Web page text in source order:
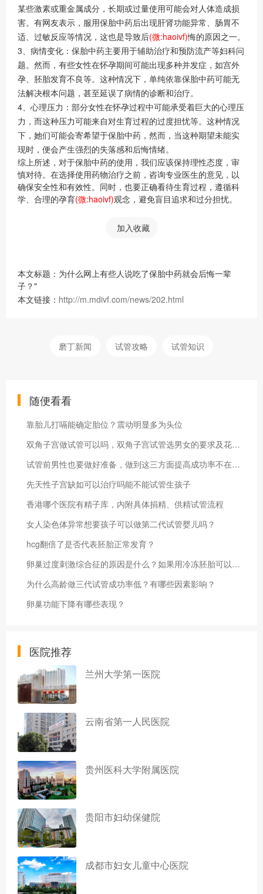
某些激素或重金属成分，长期或过量使用可能会对人体造成损
害。有网友表示，服用保胎中药后出现肝肾功能异常、肠胃不
适、过敏反应等情况，这也是导致后(微:haoivf)悔的原因之一。
3、病情变化：保胎中药主要用于辅助治疗和预防流产等妇科问
题。然而，有些女性在怀孕期间可能出现多种并发症，如宫外
孕、胚胎发育不良等。这种情况下，单纯依靠保胎中药可能无
法解决根本问题，甚至延误了病情的诊断和治疗。
4、心理压力：部分女性在怀孕过程中可能承受着巨大的心理压
力，而这种压力可能来自对生育过程的过度担忧等。这种情况
下，她们可能会寄希望于保胎中药，然而，当这种期望未能实
现时，便会产生强烈的失落感和后悔情绪。
综上所述，对于保胎中药的使用，我们应该保持理性态度，审
慎对待。在选择使用药物治疗之前，咨询专业医生的意见，以
确保安全性和有效性。同时，也要正确看待生育过程，遵循科
学、合理的孕育(微:haoivf)观念，避免盲目追求和过分担忧。
加入收藏
本文标题：为什么网上有些人说吃了保胎中药就会后悔一辈
子？"
本文链接： http://m.mdivf.com/news/202.html
磨丁新闻 试管攻略 试管知识
随便看看
靠胎儿打嗝能确定胎位？震动明显多为头位
双角子宫做试管可以吗，双角子宫试管选男女的要求及花费明细
试管前男性也要做好准备，做到这三方面提高成功率不在话下
先天性子宫缺如可以治疗吗能不能试管生孩子
香港哪个医院有精子库，内附具体捐精、供精试管流程
女人染色体异常想要孩子可以做第二代试管婴儿吗？
hcg翻倍了是否代表胚胎正常发育？
卵巢过度刺激综合征的原因是什么？如果用冷冻胚胎可以保存多久？
为什么高龄做三代试管成功率低？有哪些因素影响？
卵巢功能下降有哪些表现？
医院推荐
兰州大学第一医院
云南省第一人民医院
贵州医科大学附属医院
贵阳市妇幼保健院
成都市妇女儿童中心医院